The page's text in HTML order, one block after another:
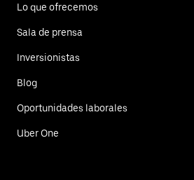
Lo que ofrecemos
Sala de prensa
Inversionistas
Blog
Oportunidades laborales
Uber One